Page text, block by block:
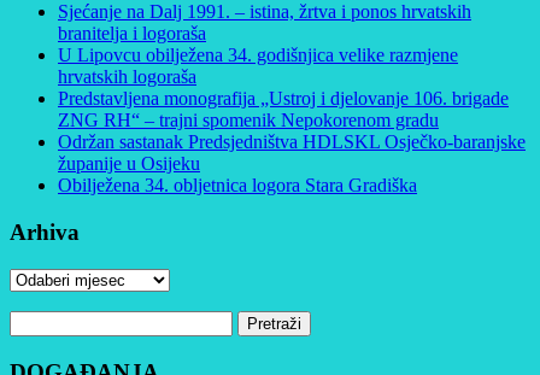
Sjećanje na Dalj 1991. – istina, žrtva i ponos hrvatskih
branitelja i logoraša
U Lipovcu obilježena 34. godišnjica velike razmjene
hrvatskih logoraša
Predstavljena monografija „Ustroj i djelovanje 106. brigade
ZNG RH“ – trajni spomenik Nepokorenom gradu
Održan sastanak Predsjedništva HDLSKL Osječko-baranjske
županije u Osijeku
Obilježena 34. obljetnica logora Stara Gradiška
Arhiva
Arhiva